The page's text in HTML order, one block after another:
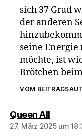
sich 37 Grad
der anderen
seine
möchte, ist
Brötchen
VOM
Queen Allsagt:
27. März 2025 um